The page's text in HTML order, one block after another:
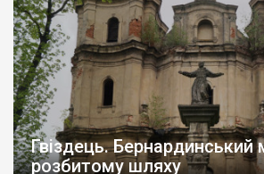
Гвіздець. Бернардинський
розбитому шляху